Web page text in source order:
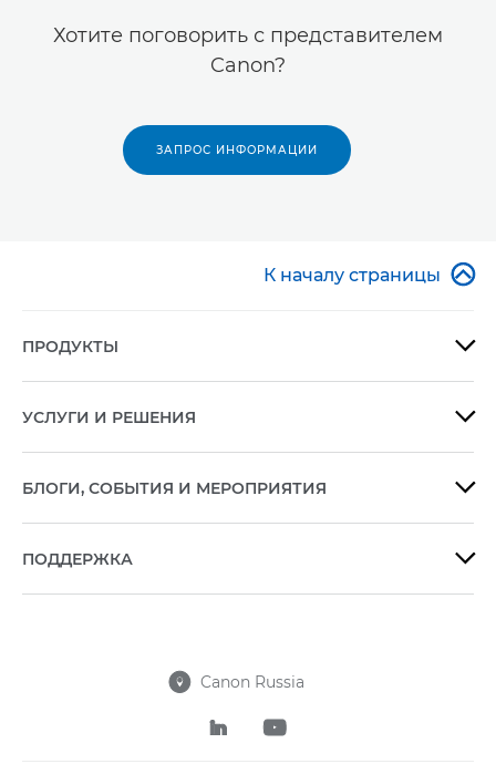
Хотите поговорить с представителем
Canon?
ЗАПРОС ИНФОРМАЦИИ
К началу страницы 
ПРОДУКТЫ 
УСЛУГИ И РЕШЕНИЯ 
БЛОГИ, СОБЫТИЯ И МЕРОПРИЯТИЯ 
ПОДДЕРЖКА 
 Canon Russia
 